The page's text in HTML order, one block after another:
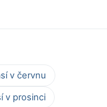
v červnu
v prosinci